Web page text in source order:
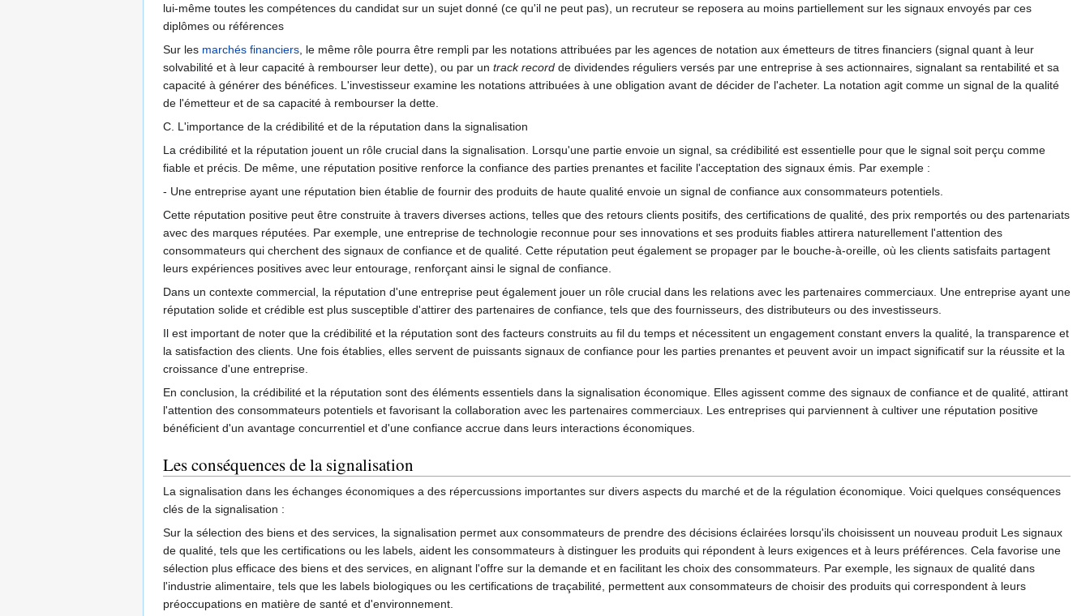
lui-même toutes les compétences du candidat sur un sujet donné (ce qu'il ne peut pas), un recruteur se reposera au moins partiellement sur les signaux envoyés par ces
diplômes ou références
Sur les marchés financiers , le même rôle pourra être rempli par les notations attribuées par les agences de notation aux émetteurs de titres financiers (signal quant à leur
solvabilité et à leur capacité à rembourser leur dette), ou par un track record de dividendes réguliers versés par une entreprise à ses actionnaires, signalant sa rentabilité et sa
capacité à générer des bénéfices. L'investisseur examine les notations attribuées à une obligation avant de décider de l'acheter. La notation agit comme un signal de la qualité
de l'émetteur et de sa capacité à rembourser la dette.
C. L'importance de la crédibilité et de la réputation dans la signalisation
La crédibilité et la réputation jouent un rôle crucial dans la signalisation. Lorsqu'une partie envoie un signal, sa crédibilité est essentielle pour que le signal soit perçu comme
fiable et précis. De même, une réputation positive renforce la confiance des parties prenantes et facilite l'acceptation des signaux émis. Par exemple :
- Une entreprise ayant une réputation bien établie de fournir des produits de haute qualité envoie un signal de confiance aux consommateurs potentiels.
Cette réputation positive peut être construite à travers diverses actions, telles que des retours clients positifs, des certifications de qualité, des prix remportés ou des partenariats
avec des marques réputées. Par exemple, une entreprise de technologie reconnue pour ses innovations et ses produits fiables attirera naturellement l'attention des
consommateurs qui cherchent des signaux de confiance et de qualité. Cette réputation peut également se propager par le bouche-à-oreille, où les clients satisfaits partagent
leurs expériences positives avec leur entourage, renforçant ainsi le signal de confiance.
Dans un contexte commercial, la réputation d'une entreprise peut également jouer un rôle crucial dans les relations avec les partenaires commerciaux. Une entreprise ayant une
réputation solide et crédible est plus susceptible d'attirer des partenaires de confiance, tels que des fournisseurs, des distributeurs ou des investisseurs.
Il est important de noter que la crédibilité et la réputation sont des facteurs construits au fil du temps et nécessitent un engagement constant envers la qualité, la transparence et
la satisfaction des clients. Une fois établies, elles servent de puissants signaux de confiance pour les parties prenantes et peuvent avoir un impact significatif sur la réussite et la
croissance d'une entreprise.
En conclusion, la crédibilité et la réputation sont des éléments essentiels dans la signalisation économique. Elles agissent comme des signaux de confiance et de qualité, attirant
l'attention des consommateurs potentiels et favorisant la collaboration avec les partenaires commerciaux. Les entreprises qui parviennent à cultiver une réputation positive
bénéficient d'un avantage concurrentiel et d'une confiance accrue dans leurs interactions économiques.
Les conséquences de la signalisation
La signalisation dans les échanges économiques a des répercussions importantes sur divers aspects du marché et de la régulation économique. Voici quelques conséquences
clés de la signalisation :
Sur la sélection des biens et des services, la signalisation permet aux consommateurs de prendre des décisions éclairées lorsqu'ils choisissent un nouveau produit Les signaux
de qualité, tels que les certifications ou les labels, aident les consommateurs à distinguer les produits qui répondent à leurs exigences et à leurs préférences. Cela favorise une
sélection plus efficace des biens et des services, en alignant l'offre sur la demande et en facilitant les choix des consommateurs. Par exemple, les signaux de qualité dans
l'industrie alimentaire, tels que les labels biologiques ou les certifications de traçabilité, permettent aux consommateurs de choisir des produits qui correspondent à leurs
préoccupations en matière de santé et d'environnement.